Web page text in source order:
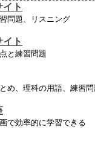
ト
問題、リスニング
ト
と練習問題
め、理科の用語、練習問
で効率的に学習できる